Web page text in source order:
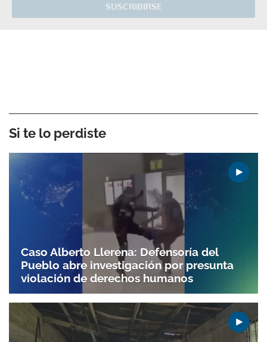
SUSCRIBIRSE
Si te lo perdiste
Caso Alberto Llerena: Defensoría del
Pueblo abre investigación por presunta
violación de derechos humanos